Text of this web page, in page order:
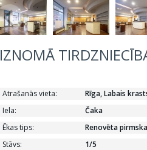
IZNOMĀ
Atrašanās vieta:
Rīga, Labais
Iela:
Čaka
Ēkas tips:
Renovēta
Stāvs:
1/5